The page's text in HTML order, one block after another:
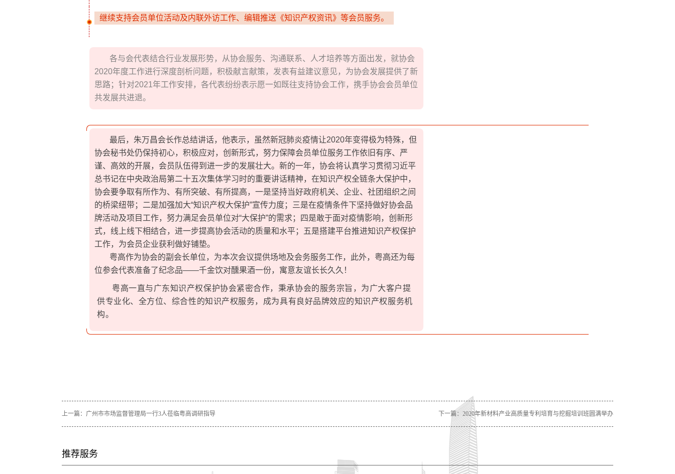
继续支持会员单位活动及内联外访工作、编辑推送《知识产权资讯》等会员服务。
各与会代表结合行业发展形势，从协会服务、沟通联系、人才培养等方面出发，就协会
2020年度工作进行深度剖析问题，积极献言献策，发表有益建议意见，为协会发展提供了新
思路；针对2021年工作安排，各代表纷纷表示愿一如既往支持协会工作，携手协会会员单位
共发展共进退。
最后，朱万昌会长作总结讲话，他表示，虽然新冠肺炎疫情让2020年变得极为特殊，但
协会秘书处仍保持初心，积极应对，创新形式，努力保障会员单位服务工作依旧有序、严
谨、高效的开展，会员队伍得到进一步的发展壮大。新的一年，协会将认真学习贯彻习近平
总书记在中央政治局第二十五次集体学习时的重要讲话精神，在知识产权全链条大保护中，
协会要争取有所作为、有所突破、有所提高，一是坚持当好政府机关、企业、社团组织之间
的桥梁纽带；二是加强加大“知识产权大保护”宣传力度；三是在疫情条件下坚持做好协会品
牌活动及项目工作，努力满足会员单位对“大保护”的需求；四是敢于面对疫情影响，创新形
式，线上线下相结合，进一步提高协会活动的质量和水平；五是搭建平台推进知识产权保护
工作，为会员企业获利做好铺垫。
粤高作为协会的副会长单位，为本次会议提供场地及会务服务工作，
此外，粤高还为每
位参会代表准备了纪念品——千金饮对醺果酒一份，寓意友谊长长久久！
粤高一直与广东知识产权保护协会紧密合作，秉承协会的服务宗旨，为广大客户提
供专业化、全方位、综合性的知识产权服务，成为具有良好品牌效应的知识产权服务机
构。
上一篇： 广州市市场监督管理局一行3人莅临粤高调研指导 下一篇：2020年新材料产业高质量专利培育与挖掘培训班圆满举办
推荐服务